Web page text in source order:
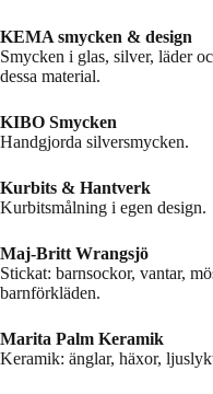
KEMA smycken & design
Smycken i glas, silver, läder
dessa material.
KIBO Smycken
Handgjorda silversmycken.
Kurbits & Hantverk
Kurbitsmålning i egen design.
Maj-Britt Wrangsjö
Stickat: barnsockor, vantar,
barnförkläden.
Marita Palm Keramik
Keramik: änglar, häxor,